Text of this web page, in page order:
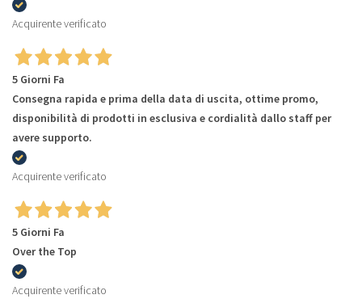
Acquirente verificato
5 Giorni Fa
Consegna rapida e prima della data di uscita, ottime promo,
disponibilità di prodotti in esclusiva e cordialità dallo staff per
avere supporto.
Acquirente verificato
5 Giorni Fa
Over the Top
Acquirente verificato